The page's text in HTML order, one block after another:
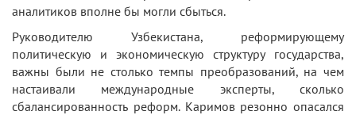
аналитиков вполне бы могли сбыться.
Руководителю Узбекистана, реформирующему
политическую и экономическую структуру государства,
важны были не столько темпы преобразований, на чем
настаивали международные эксперты, сколько
сбалансированность реформ. Каримов резонно опасался